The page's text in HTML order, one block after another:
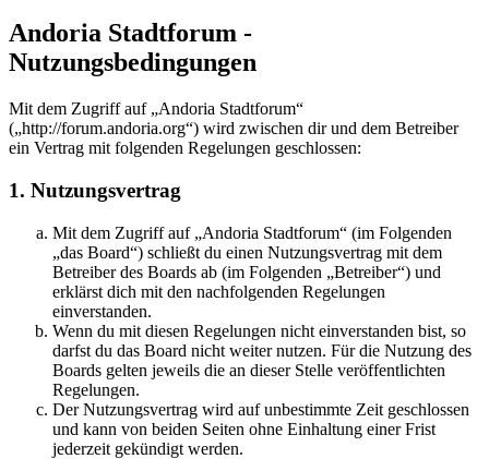
Andoria Stadtforum -
Nutzungsbedingungen
Mit dem Zugriff auf „Andoria Stadtforum“
(„http://forum.andoria.org“) wird zwischen dir und dem Betreiber
ein Vertrag mit folgenden Regelungen geschlossen:
1. Nutzungsvertrag
Mit dem Zugriff auf „Andoria Stadtforum“ (im Folgenden
„das Board“) schließt du einen Nutzungsvertrag mit dem
Betreiber des Boards ab (im Folgenden „Betreiber“) und
erklärst dich mit den nachfolgenden Regelungen
einverstanden.
Wenn du mit diesen Regelungen nicht einverstanden bist, so
darfst du das Board nicht weiter nutzen. Für die Nutzung des
Boards gelten jeweils die an dieser Stelle veröffentlichten
Regelungen.
Der Nutzungsvertrag wird auf unbestimmte Zeit geschlossen
und kann von beiden Seiten ohne Einhaltung einer Frist
jederzeit gekündigt werden.